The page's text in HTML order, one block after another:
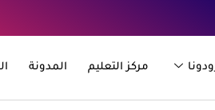
مركز التعليم المدونة